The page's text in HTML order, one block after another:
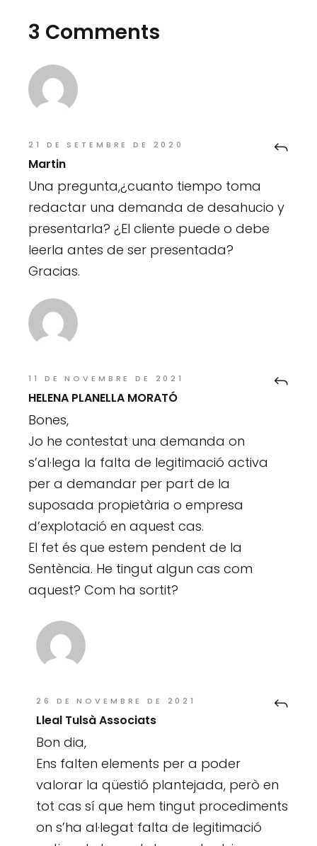
3 Comments
21 DE SETEMBRE DE 2020
Martin
Una pregunta,¿cuanto tiempo toma
redactar una demanda de desahucio y
presentarla? ¿El cliente puede o debe
leerla antes de ser presentada?
Gracias.
11 DE NOVEMBRE DE 2021
HELENA PLANELLA MORATÓ
Bones,
Jo he contestat una demanda on
s’al·lega la falta de legitimació activa
per a demandar per part de la
suposada propietària o empresa
d’explotació en aquest cas.
El fet és que estem pendent de la
Sentència. He tingut algun cas com
aquest? Com ha sortit?
26 DE NOVEMBRE DE 2021
Lleal Tulsà Associats
Bon dia,
Ens falten elements per a poder
valorar la qüestió plantejada, però en
tot cas sí que hem tingut procediments
on s’ha al·legat falta de legitimació